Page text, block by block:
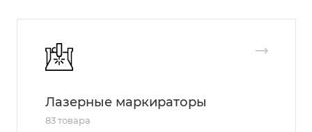
Лазерные маркираторы
83 товара